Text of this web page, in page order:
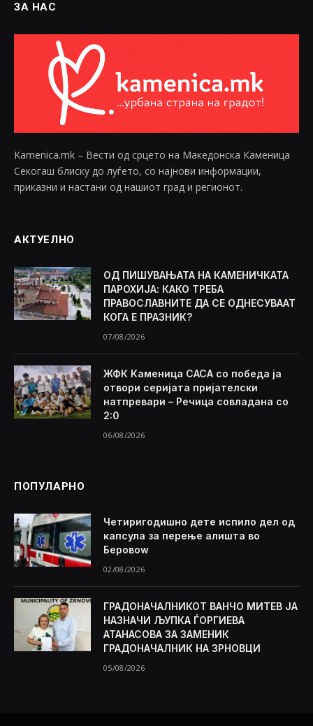
ЗА НАС
Kamenica.mk – Вести од срцето на Македонска Каменица
Секогаш блиску до луѓето, со најнови информации,
приказни и настани од нашиот град и регионот.
АКТУЕЛНО
ОД ПИШУВАЊАТА НА КАМЕНИЧКАТА
ПАРОХИЈА: КАКО ТРЕБА
ПРАВОСЛАВНИТЕ ДА СЕ ОДНЕСУВААТ
КОГА Е ПРАЗНИК?
07/08/2026
ЖФК Каменица САСА со победа ја
отвори серијата пријателски
натпревари – Речица совладана со
2:0
06/08/2026
ПОПУЛАРНО
Четиригодишно дете испило дел од
капсула за перење алишта во
Беровоw
02/08/2026
ГРАДОНАЧАЛНИКОТ ВАНЧО МИТЕВ ЈА
НАЗНАЧИ ЉУПКА ЃОРГИЕВА
АТАНАСОВА ЗА ЗАМЕНИК
ГРАДОНАЧАЛНИК НА ЗРНОВЦИ
05/08/2026